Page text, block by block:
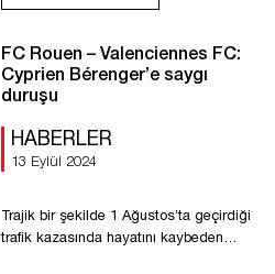
FC Rouen – Valenciennes FC:
Cyprien Bérenger’e saygı
duruşu
HABERLER
13 Eylül 2024
Trajik bir şekilde 1 Ağustos’ta geçirdiği
trafik kazasında hayatını kaybeden